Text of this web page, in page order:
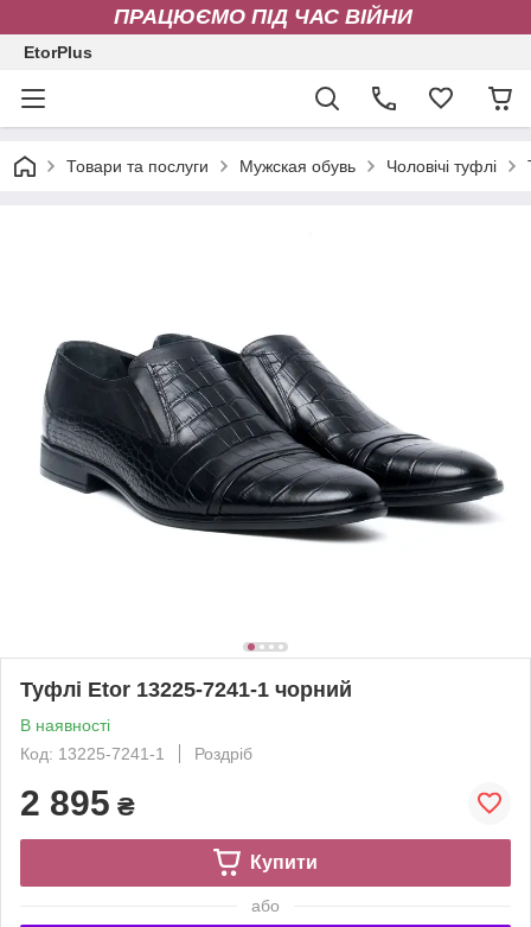
ПРАЦЮЄМО ПІД ЧАС ВІЙНИ
EtorPlus
Товари та послуги Мужская обувь Чоловічі туфлі
Туфлі Etor 13225-7241-1 чорний
В наявності
Код: 13225-7241-1
Роздріб
2 895 ₴
Купити
або